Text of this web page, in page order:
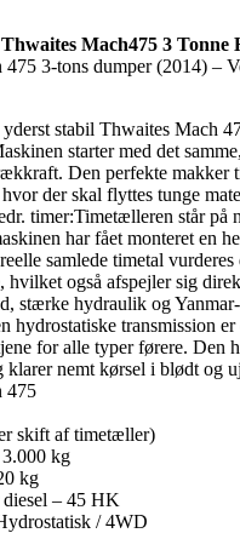
Mach475 3 Tonne
475 3-tons dumper (2014) –
stabil Thwaites Mach
starter med det
Den perfekte makker
der skal flyttes tunge
timer:Timetælleren står på
har fået monteret en
samlede timetal
hvilket også afspejler sig
stærke hydraulik og
hydrostatiske transmission
for alle typer førere. Den
nemt kørsel i blødt og
475
skift af timetæller)
kg
kg
– 45 HK
/ 4WD